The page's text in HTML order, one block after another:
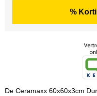
%
De Ceramaxx 60x60x3cm